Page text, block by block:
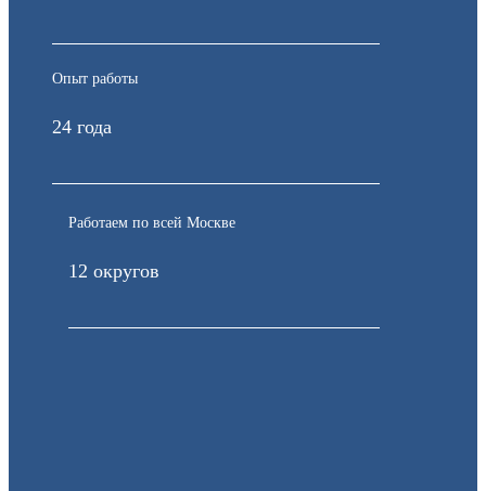
Опыт работы
24 года
Работаем по всей Москве
12 округов